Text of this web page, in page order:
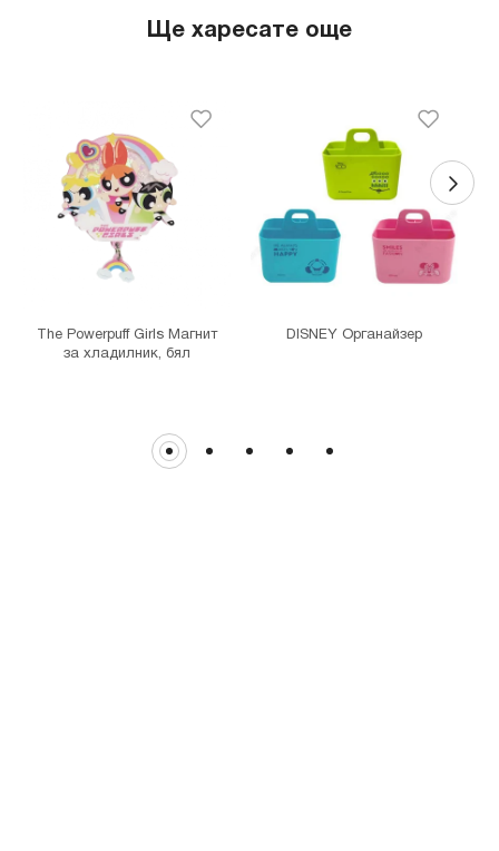
MINISO Сердика Център
гр. София, бул."Околовръстен път" №214, София Ринг Мол, ниво
MINISO Денкоглу
гр. София, ул."Денкоглу" №44
MINISO Витоша
гр. София, бул."Витоша" №57
Ще харесате още
The Powerpuff Girls Магнит
за хладилник, бял
DISNEY Органайзер